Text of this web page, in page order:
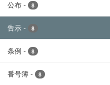
公布 - 8
告示 - 8
条例 - 8
番号簿 - 8